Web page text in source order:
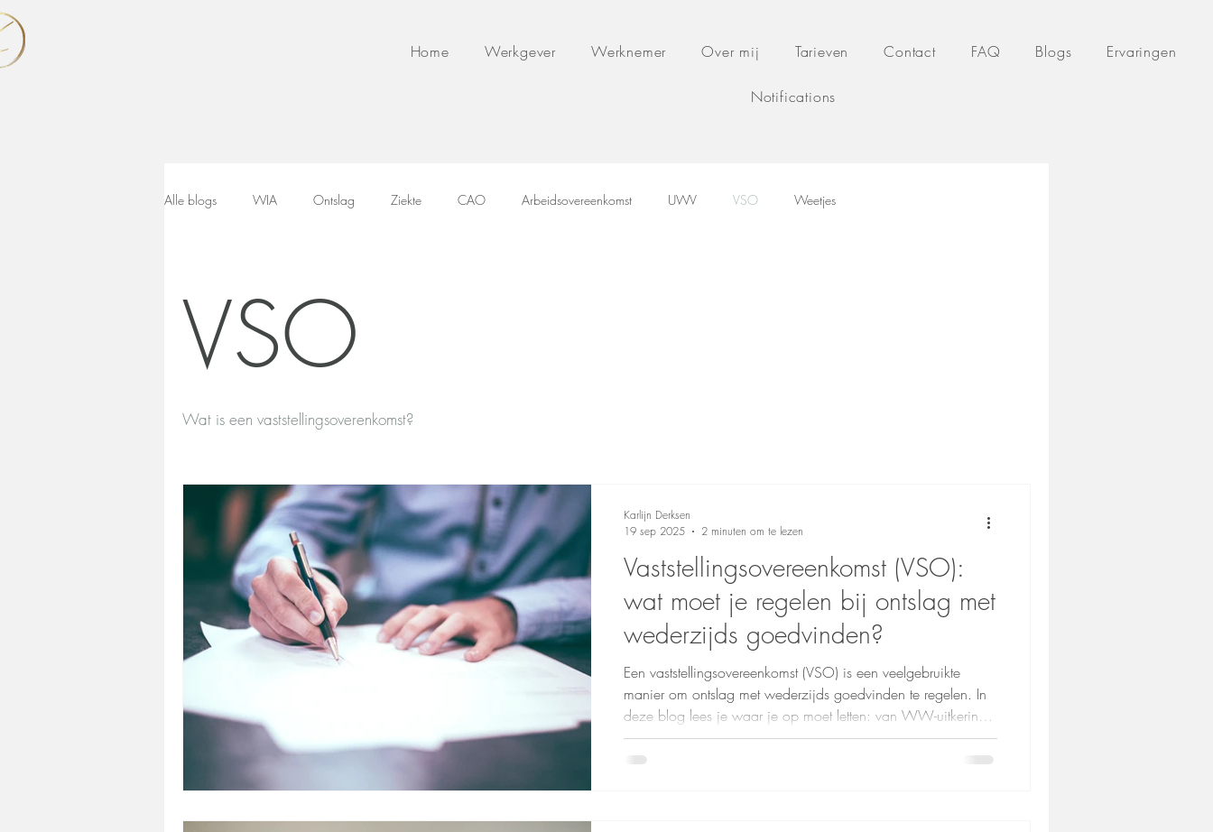
Home Werkgever Werknemer Over mij Tarieven Contact FAQ Blogs Ervaringen
Notifications
Alle blogs WIA Ontslag Ziekte CAO Arbeidsovereenkomst UWV VSO Weetjes
VSO
Wat is een vaststellingsoverenkomst?
Vaststellingsovereenkomst (VSO):
wat moet je regelen bij ontslag met
wederzijds goedvinden?
Een vaststellingsovereenkomst (VSO) is een veelgebruikte
manier om ontslag met wederzijds goedvinden te regelen. In
deze blog lees je waar je op moet letten: van WW-uitkering
en ontslagvergoeding tot concurrentiebeding en finale
kwijting. Zo ga je goed voorbereid het gesprek in.
Karlijn Derksen
19 sep 2025
2 minuten om te lezen